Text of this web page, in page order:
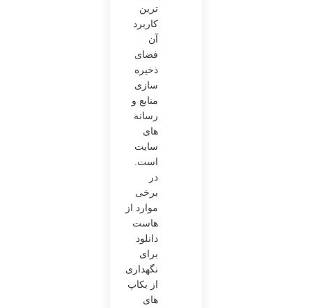
‌ترین
کاربرد
آن
فضای
ذخیره
سازی
منابع و
رسانه
‌های
سایت
است.
در
برخی
موارد از
هاست
دانلود
برای
نگهداری
از بکاپ
‌های